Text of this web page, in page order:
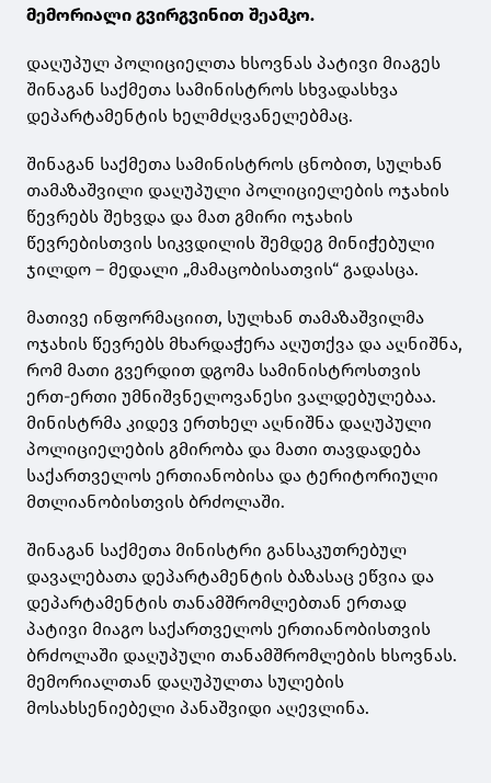
მემორიალი გვირგვინით შეამკო.
დაღუპულ პოლიციელთა ხსოვნას პატივი მიაგეს
შინაგან საქმეთა სამინისტროს სხვადასხვა
დეპარტამენტის ხელმძღვანელებმაც.
შინაგან საქმეთა სამინისტროს ცნობით, სულხან
თამაზაშვილი დაღუპული პოლიციელების ოჯახის
წევრებს შეხვდა და მათ გმირი ოჯახის
წევრებისთვის სიკვდილის შემდეგ მინიჭებული
ჯილდო – მედალი „მამაცობისათვის“ გადასცა.
მათივე ინფორმაციით, სულხან თამაზაშვილმა
ოჯახის წევრებს მხარდაჭერა აღუთქვა და აღნიშნა,
რომ მათი გვერდით დგომა სამინისტროსთვის
ერთ-ერთი უმნიშვნელოვანესი ვალდებულებაა.
მინისტრმა კიდევ ერთხელ აღნიშნა დაღუპული
პოლიციელების გმირობა და მათი თავდადება
საქართველოს ერთიანობისა და ტერიტორიული
მთლიანობისთვის ბრძოლაში.
შინაგან საქმეთა მინისტრი განსაკუთრებულ
დავალებათა დეპარტამენტის ბაზასაც ეწვია და
დეპარტამენტის თანამშრომლებთან ერთად
პატივი მიაგო საქართველოს ერთიანობისთვის
ბრძოლაში დაღუპული თანამშრომლების ხსოვნას.
მემორიალთან დაღუპულთა სულების
მოსახსენიებელი პანაშვიდი აღევლინა.